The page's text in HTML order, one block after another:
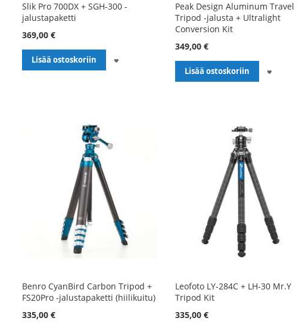
Slik Pro 700DX + SGH-300 -
jalustapaketti
369,00 €
Lisää ostoskoriin
TOIVELISTALLE
Peak Design Aluminum Travel
Tripod -jalusta + Ultralight
Conversion Kit
349,00 €
Lisää ostoskoriin
Benro CyanBird Carbon Tripod +
FS20Pro -jalustapaketti (hiilikuitu)
335,00 €
Leofoto LY-284C + LH-30 Mr.Y
Tripod Kit
335,00 €